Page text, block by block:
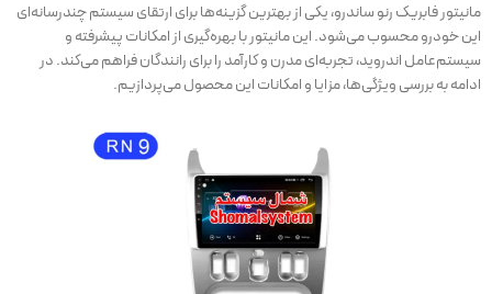
مانیتور فابریک رنو ساندرو، یکی از بهترین گزینه‌ها برای ارتقای سیستم چندرسانه‌ای
این خودرو محسوب می‌شود. این مانیتور با بهره‌گیری از امکانات پیشرفته و
سیستم‌عامل اندروید، تجربه‌ای مدرن و کارآمد را برای رانندگان فراهم می‌کند. در
ادامه به بررسی ویژگی‌ها، مزایا و امکانات این محصول می‌پردازیم.